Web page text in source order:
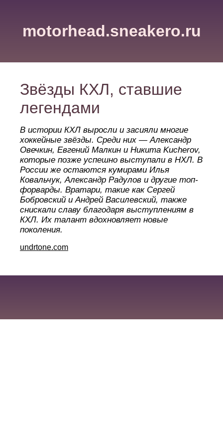
motorhead.sneakero.ru
Звёзды КХЛ, ставшие
легендами
В истории КХЛ выросли и засияли многие
хоккейные звёзды. Среди них — Александр
Овечкин, Евгений Малкин и Никита Kucherov,
которые позже успешно выступали в НХЛ. В
России же остаются кумирами Илья
Ковальчук, Александр Радулов и другие топ-
форварды. Вратари, такие как Сергей
Бобровский и Андрей Василевский, также
снискали славу благодаря выступлениям в
КХЛ. Их талант вдохновляет новые
поколения.
undrtone.com